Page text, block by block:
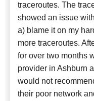
traceroutes. The
showed an issue
a) blame it on my
more traceroutes.
for over two months
provider in Ashburn
would not
their poor network